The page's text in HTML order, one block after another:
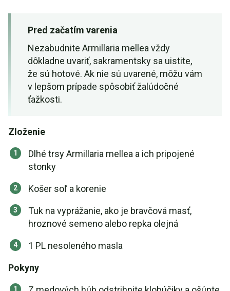
Pred začatím varenia
Nezabudnite Armillaria mellea vždy
dôkladne uvariť, sakramentsky sa uistite,
že sú hotové. Ak nie sú uvarené, môžu vám
v lepšom prípade spôsobiť žalúdočné
ťažkosti.
Zloženie
Dlhé trsy Armillaria mellea a ich pripojené
stonky
Košer soľ a korenie
Tuk na vyprážanie, ako je bravčová masť,
hroznové semeno alebo repka olejná
1 PL nesoleného masla
Pokyny